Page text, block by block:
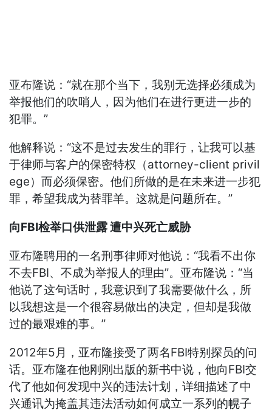
亚布隆说：“就在那个当下，我别无选择必须成为
举报他们的吹哨人，因为他们在进行更进一步的
犯罪。”
他解释说：“这不是过去发生的罪行，让我可以基
于律师与客户的保密特权（attorney-client privil
ege）而必须保密。他们所做的是在未来进一步犯
罪，希望我成为替罪羊。这就是问题所在。”
向FBI检举口供泄露 遭中兴死亡威胁
亚布隆聘用的一名刑事律师对他说：“我看不出你
不去FBI、不成为举报人的理由”。亚布隆说：“当
他说了这句话时，我意识到了我需要做什么，所
以我想这是一个很容易做出的决定，但却是我做
过的最艰难的事。”
2012年5月，亚布隆接受了两名FBI特别探员的问
话。亚布隆在他刚刚出版的新书中说，他向FBI交
代了他如何发现中兴的违法计划，详细描述了中
兴通讯为掩盖其违法活动如何成立一系列的幌子